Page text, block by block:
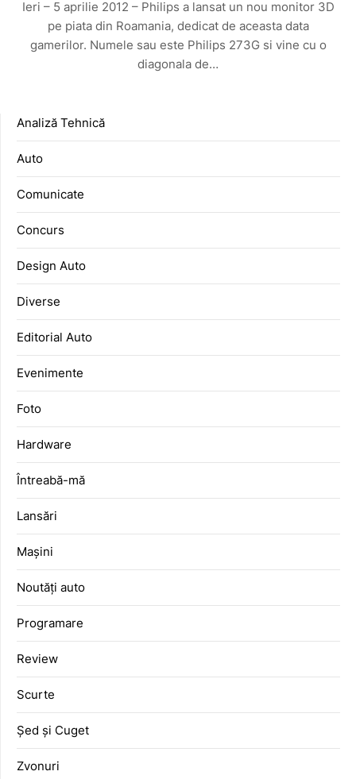
Ieri – 5 aprilie 2012 – Philips a lansat un nou monitor 3D
pe piata din Roamania, dedicat de aceasta data
gamerilor. Numele sau este Philips 273G si vine cu o
diagonala de…
Analiză Tehnică
Auto
Comunicate
Concurs
Design Auto
Diverse
Editorial Auto
Evenimente
Foto
Hardware
Întreabă-mă
Lansări
Mașini
Noutăți auto
Programare
Review
Scurte
Șed și Cuget
Zvonuri